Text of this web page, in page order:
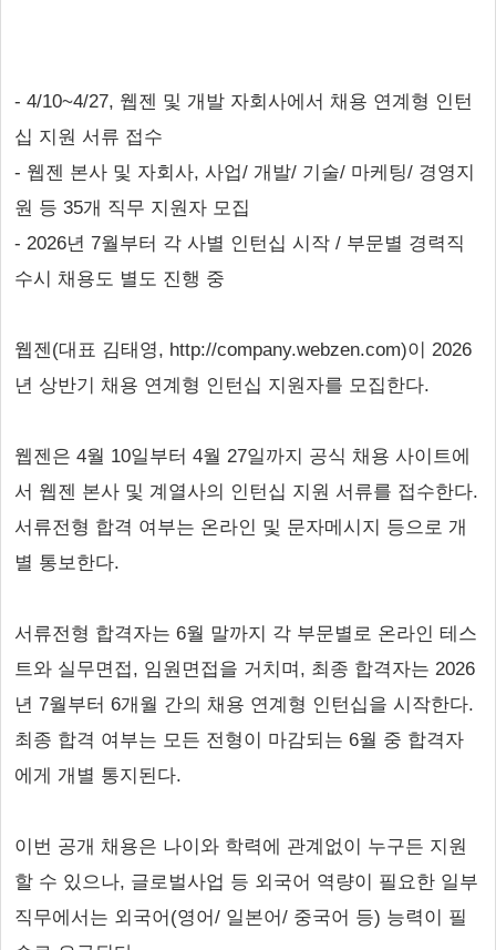
- 4/10~4/27, 웹젠 및 개발 자회사에서 채용 연계형 인턴
십 지원 서류 접수
- 웹젠 본사 및 자회사, 사업/ 개발/ 기술/ 마케팅/ 경영지
원 등 35개 직무 지원자 모집
- 2026년 7월부터 각 사별 인턴십 시작 / 부문별 경력직
수시 채용도 별도 진행 중
웹젠(대표 김태영, http://company.webzen.com)이 2026
년 상반기 채용 연계형 인턴십 지원자를 모집한다.
웹젠은 4월 10일부터 4월 27일까지 공식 채용 사이트에
서 웹젠 본사 및 계열사의 인턴십 지원 서류를 접수한다.
서류전형 합격 여부는 온라인 및 문자메시지 등으로 개
별 통보한다.
서류전형 합격자는 6월 말까지 각 부문별로 온라인 테스
트와 실무면접, 임원면접을 거치며, 최종 합격자는 2026
년 7월부터 6개월 간의 채용 연계형 인턴십을 시작한다.
최종 합격 여부는 모든 전형이 마감되는 6월 중 합격자
에게 개별 통지된다.
이번 공개 채용은 나이와 학력에 관계없이 누구든 지원
할 수 있으나, 글로벌사업 등 외국어 역량이 필요한 일부
직무에서는 외국어(영어/ 일본어/ 중국어 등) 능력이 필